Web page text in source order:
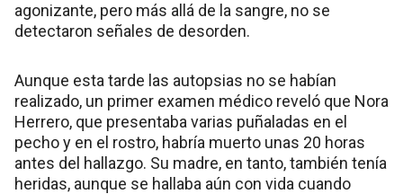
agonizante, pero más allá de la sangre, no se
detectaron señales de desorden.
Aunque esta tarde las autopsias no se habían
realizado, un primer examen médico reveló que Nora
Herrero, que presentaba varias puñaladas en el
pecho y en el rostro, habría muerto unas 20 horas
antes del hallazgo. Su madre, en tanto, también tenía
heridas, aunque se hallaba aún con vida cuando